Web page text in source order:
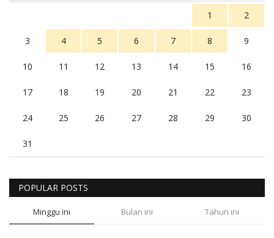
1
2
3 4 5 6 7 8 9
10 11 12 13 14 15 16
17 18 19 20 21 22 23
24 25 26 27 28 29 30
31
POPULAR POSTS
Minggu ini Bulan ini Tahun ini